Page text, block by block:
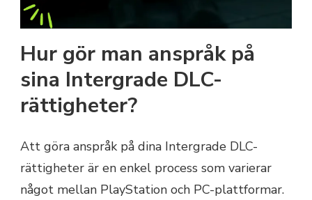
Hur gör man anspråk på
sina Intergrade DLC-
rättigheter?
Att göra anspråk på dina Intergrade DLC-
rättigheter är en enkel process som varierar
något mellan PlayStation och PC-plattformar.